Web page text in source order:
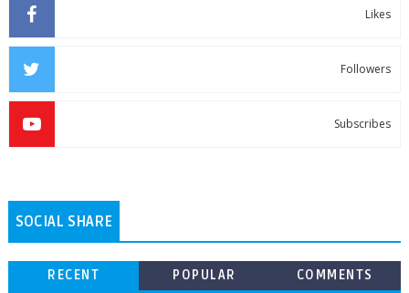
Likes
Followers
Subscribes
SOCIAL SHARE
RECENT POPULAR COMMENTS